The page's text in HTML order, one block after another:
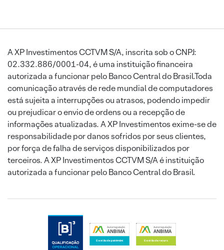
A XP Investimentos CCTVM S/A, inscrita sob o CNPJ:
02.332.886/0001-04, é uma instituição financeira
autorizada a funcionar pelo Banco Central do Brasil.Toda
comunicação através de rede mundial de computadores
está sujeita a interrupções ou atrasos, podendo impedir
ou prejudicar o envio de ordens ou a recepção de
informações atualizadas. A XP Investimentos exime-se de
responsabilidade por danos sofridos por seus clientes,
por força de falha de serviços disponibilizados por
terceiros. A XP Investimentos CCTVM S/A é instituição
autorizada a funcionar pelo Banco Central do Brasil.